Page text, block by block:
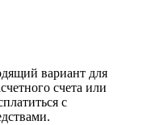
вариант для
счета или
с